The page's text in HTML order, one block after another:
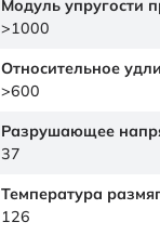
Модуль упругости
>1000
Относительное
>600
Разрушающее
37
Температура
126